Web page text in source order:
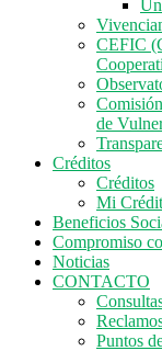
CEFIC
de
Créditos
Créditos
Mi
Beneficios
Compromiso
Noticias
CONTACTO
Puntos